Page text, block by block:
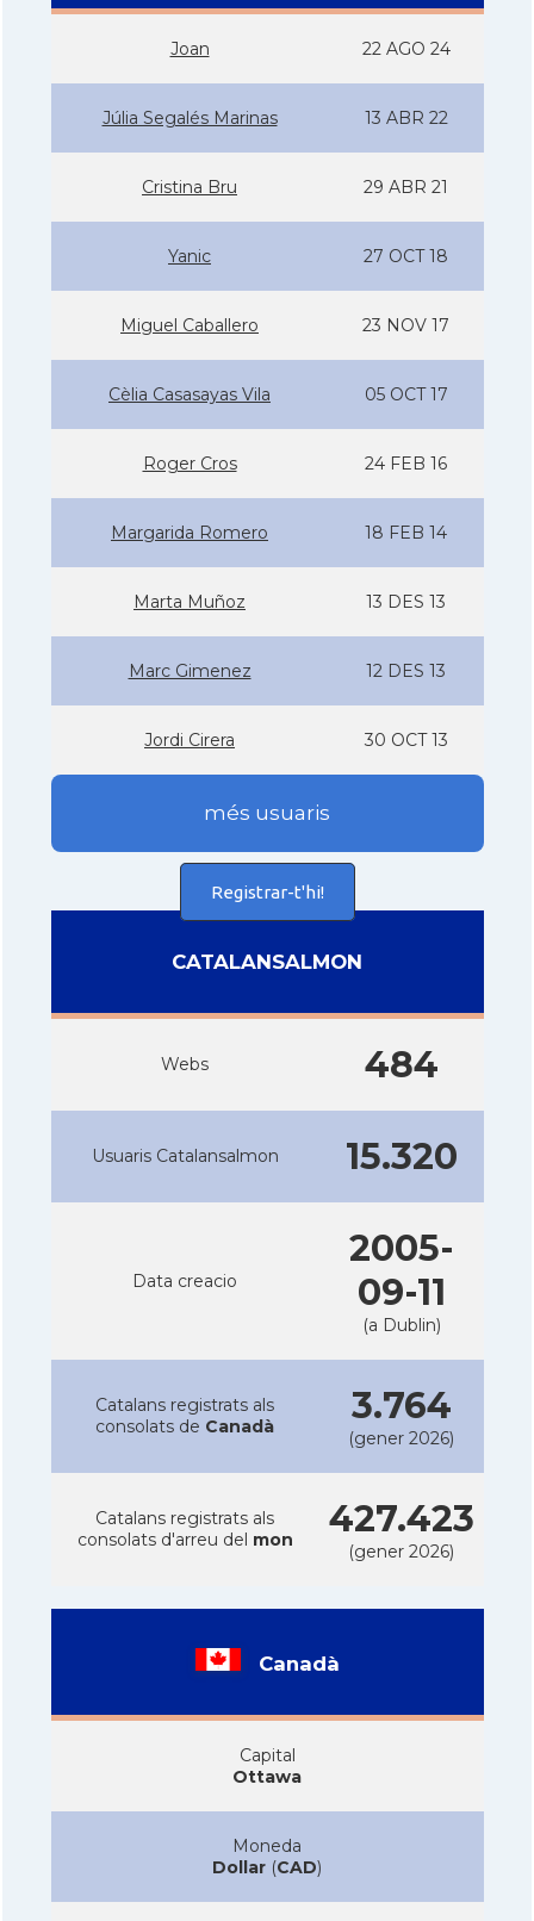
Joan 22 AGO 24
Júlia Segalés Marinas 13 ABR 22
Cristina Bru 29 ABR 21
Yanic 27 OCT 18
Miguel Caballero 23 NOV 17
Cèlia Casasayas Vila 05 OCT 17
Roger Cros 24 FEB 16
Margarida Romero 18 FEB 14
Marta Muñoz 13 DES 13
Marc Gimenez 12 DES 13
Jordi Cirera 30 OCT 13
més usuaris
Registrar-t'hi!
CATALANSALMON
Webs 484
Usuaris Catalansalmon 15.320
Data creacio
2005-
09-11
(a Dublin)
Catalans registrats als
consolats de Canadà 3.764
(gener 2026)
Catalans registrats als
consolats d'arreu del mon 427.423
(gener 2026)
Canadà
Capital
Ottawa
Moneda
Dollar (CAD)